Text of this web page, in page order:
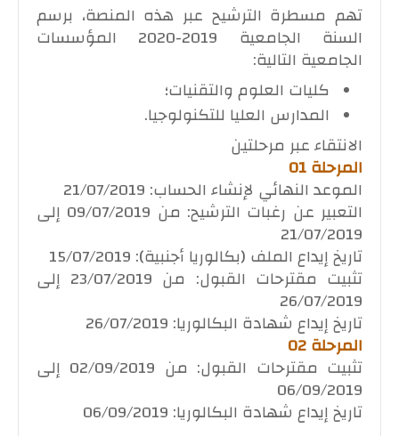
تهم مسطرة الترشيح عبر هذه المنصة، برسم
السنة الجامعية 2019-2020 المؤسسات
الجامعية التالية:
كليات العلوم والتقنيات؛
المدارس العليا للتكنولوجيا.
الانتقاء عبر مرحلتين
المرحلة 01
الموعد النهائي لإنشاء الحساب: 21/07/2019
التعبير عن رغبات الترشيح: من 09/07/2019 إلى
21/07/2019
تاريخ إيداع الملف (بكالوريا أجنبية): 15/07/2019
تثبيت مقترحات القبول: من 23/07/2019 إلى
26/07/2019
تاريخ إيداع شهادة البكالوريا: 26/07/2019
المرحلة 02
تثبيت مقترحات القبول: من 02/09/2019 إلى
06/09/2019
تاريخ إيداع شهادة البكالوريا: 06/09/2019